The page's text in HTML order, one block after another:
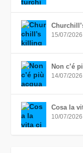
15/07/2026
Non c’é
14/07/2026
Cosa la
10/07/2026